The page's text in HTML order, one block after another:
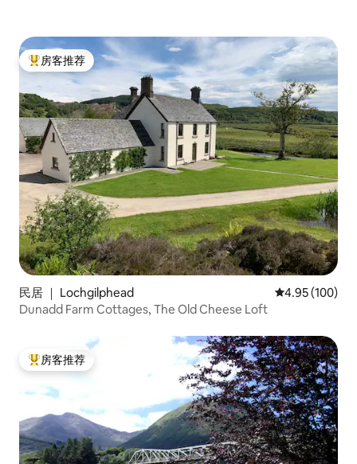
热门「房客推荐」
房客推荐
民居 ｜ Lochgilphead 平均评分 4.95
4.95 (100)
Dunadd Farm Cottages, The Old Cheese Loft
热门「房客推荐」
房客推荐